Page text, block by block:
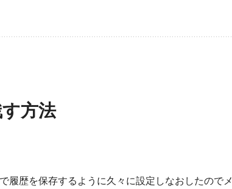
方法
履歴を保存するように久々に設定しなおしたのでメ